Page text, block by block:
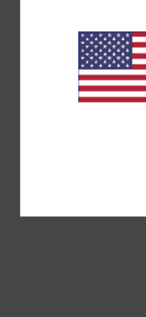
Größe
Zu klein